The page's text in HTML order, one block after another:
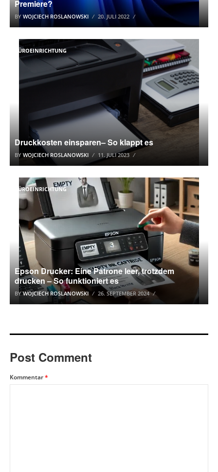
Premiere?
BY WOJCIECH ROSLANOWSKI 20. JULI 2022
BÜROEINRICHTUNG
Druckkosten einsparen– So klappt es
BY WOJCIECH ROSLANOWSKI 11. JULI 2023
BÜROEINRICHTUNG
Epson Drucker: Eine Patrone leer, trotzdem
drucken – So funktioniert es
BYWOJCIECH ROSLANOWSKI 26. SEPTEMBER 2024
Post Comment
Kommentar*